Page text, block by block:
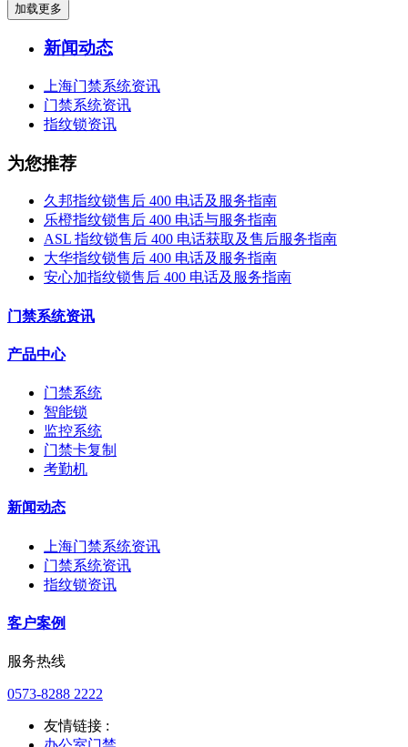
加载更多
新闻动态
上海门禁系统资讯
门禁系统资讯
指纹锁资讯
为您推荐
久邦指纹锁售后 400 电话及服务指南
乐橙指纹锁售后 400 电话与服务指南
ASL 指纹锁售后 400 电话获取及售后服务指南
大华指纹锁售后 400 电话及服务指南
安心加指纹锁售后 400 电话及服务指南
门禁系统资讯
产品中心
门禁系统
智能锁
监控系统
门禁卡复制
考勤机
新闻动态
上海门禁系统资讯
门禁系统资讯
指纹锁资讯
客户案例
服务热线
0573-8288 2222
友情链接 :